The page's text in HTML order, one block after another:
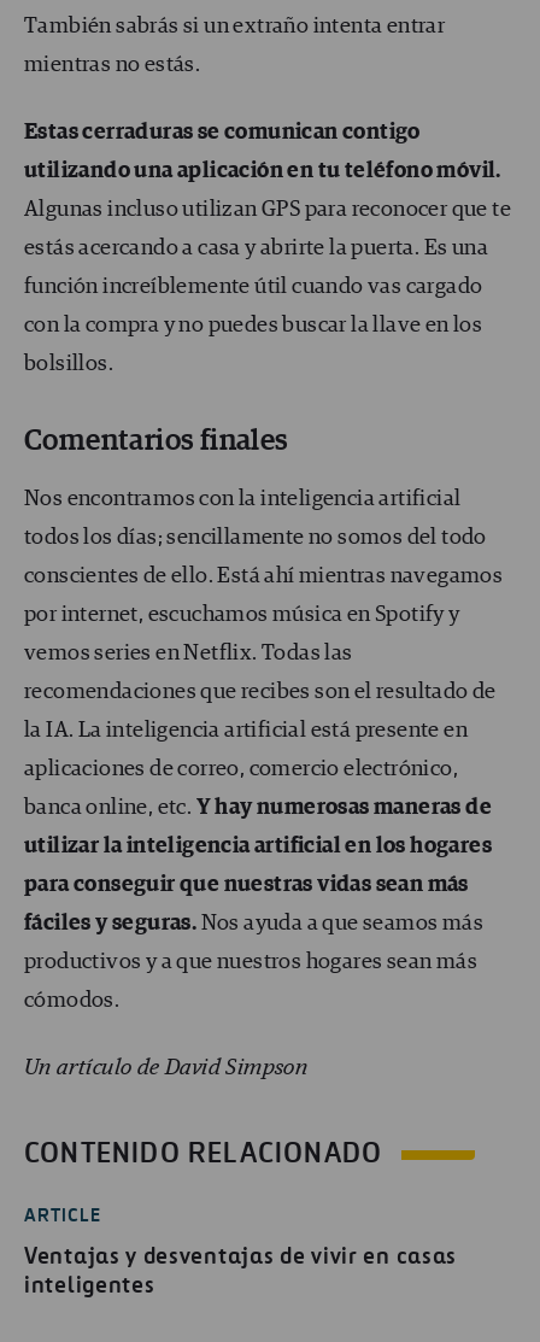
También sabrás si un extraño intenta entrar
mientras no estás.
Estas cerraduras se comunican contigo
utilizando una aplicación en tu teléfono móvil.
Algunas incluso utilizan GPS para reconocer que te
estás acercando a casa y abrirte la puerta. Es una
función increíblemente útil cuando vas cargado
con la compra y no puedes buscar la llave en los
bolsillos.
Comentarios finales
Nos encontramos con la inteligencia artificial
todos los días; sencillamente no somos del todo
conscientes de ello. Está ahí mientras navegamos
por internet, escuchamos música en Spotify y
vemos series en Netflix. Todas las
recomendaciones que recibes son el resultado de
la IA. La inteligencia artificial está presente en
aplicaciones de correo, comercio electrónico,
banca online, etc. Y hay numerosas maneras de
utilizar la inteligencia artificial en los hogares
para conseguir que nuestras vidas sean más
fáciles y seguras. Nos ayuda a que seamos más
productivos y a que nuestros hogares sean más
cómodos.
Un artículo de David Simpson
CONTENIDO RELACIONADO
ARTICLE
Ventajas y desventajas de vivir en casas
inteligentes